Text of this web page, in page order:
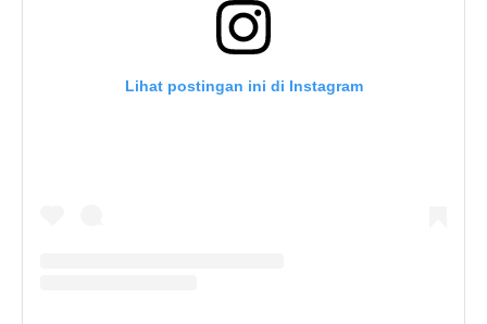
Lihat postingan ini di Instagram